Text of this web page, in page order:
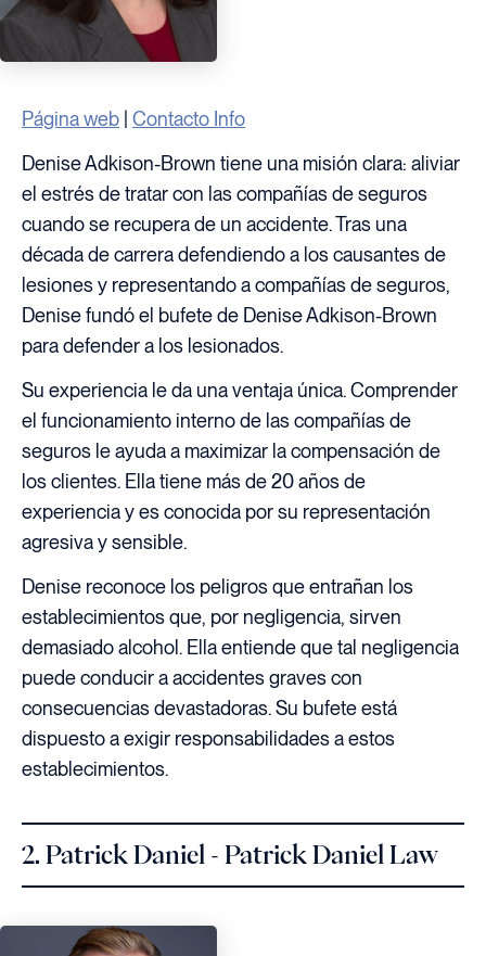
Página web | Contacto Info
Denise Adkison-Brown tiene una misión clara: aliviar
el estrés de tratar con las compañías de seguros
cuando se recupera de un accidente. Tras una
década de carrera defendiendo a los causantes de
lesiones y representando a compañías de seguros,
Denise fundó el bufete de Denise Adkison-Brown
para defender a los lesionados.
Su experiencia le da una ventaja única. Comprender
el funcionamiento interno de las compañías de
seguros le ayuda a maximizar la compensación de
los clientes. Ella tiene más de 20 años de
experiencia y es conocida por su representación
agresiva y sensible.
Denise reconoce los peligros que entrañan los
establecimientos que, por negligencia, sirven
demasiado alcohol. Ella entiende que tal negligencia
puede conducir a accidentes graves con
consecuencias devastadoras. Su bufete está
dispuesto a exigir responsabilidades a estos
establecimientos.
2. Patrick Daniel - Patrick Daniel Law